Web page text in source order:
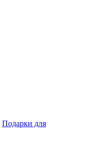
Подарки для